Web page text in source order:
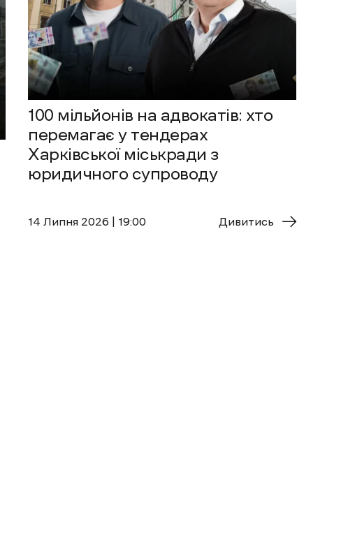
100 мільйонів на адвокатів: хто
перемагає у тендерах
Харківської міськради з
юридичного супроводу
14 Липня 2026 | 19:00 Дивитись